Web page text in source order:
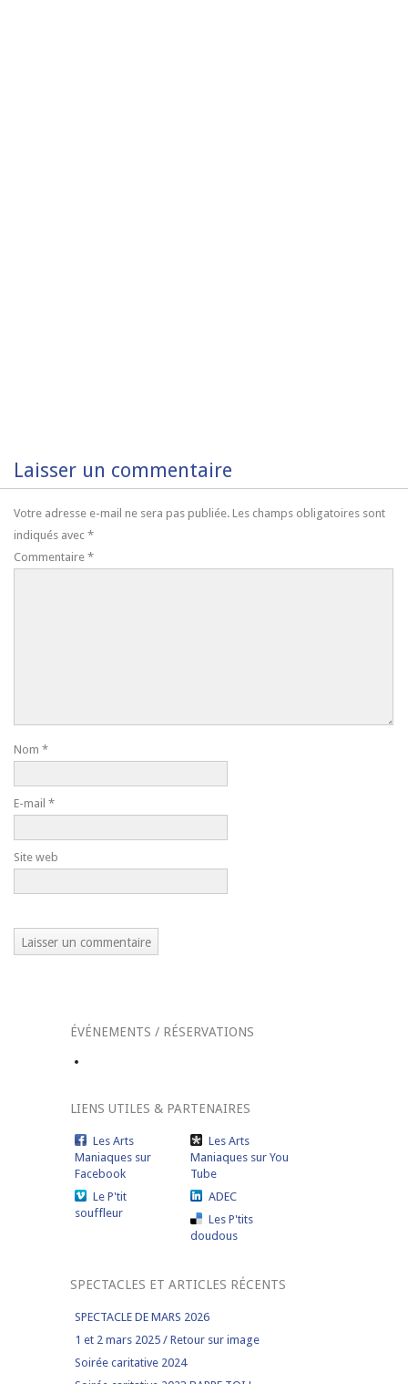
Laisser un commentaire
Votre adresse e-mail ne sera pas publiée. Les champs obligatoires sont
indiqués avec *
Commentaire *
Nom *
E-mail *
Site web
ÉVÉNEMENTS / RÉSERVATIONS
LIENS UTILES & PARTENAIRES
Les Arts
Maniaques sur
Facebook
Les Arts
Maniaques sur You
Tube
Le P'tit
souffleur
ADEC
Les P'tits
doudous
SPECTACLES ET ARTICLES RÉCENTS
SPECTACLE DE MARS 2026
1 et 2 mars 2025 / Retour sur image
Soirée caritative 2024